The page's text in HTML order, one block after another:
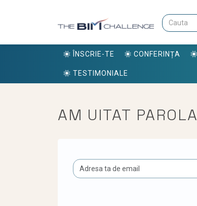
ÎNSCRIE-TE CONFERINȚA
TESTIMONIALE
AM UITAT PAROLA